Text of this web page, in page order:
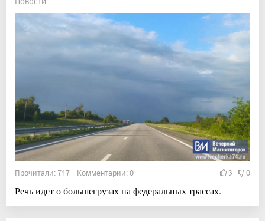
Прочитали: 717 Комментарии: 0 3 0
Речь идет о большегрузах на федеральных трассах.